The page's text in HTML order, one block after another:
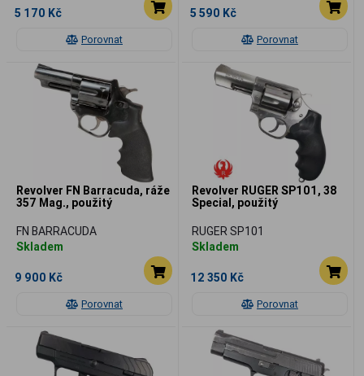
Porovnat
5 170 Kč
Porovnat
5 590 Kč
Porovnat
Revolver FN Barracuda, ráže
357 Mag., použitý
FN BARRACUDA
Skladem
9 900 Kč
Porovnat
Revolver RUGER SP101, 38
Special, použitý
RUGER SP101
Skladem
12 350 Kč